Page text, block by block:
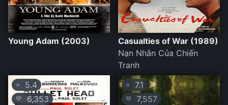
Young Adam (2003)
Casualties of War (1989)
Nạn Nhân Của Chiến
Tranh
⭐ 5.4
💛 6,353
⭐ 7.1
💛 7,557